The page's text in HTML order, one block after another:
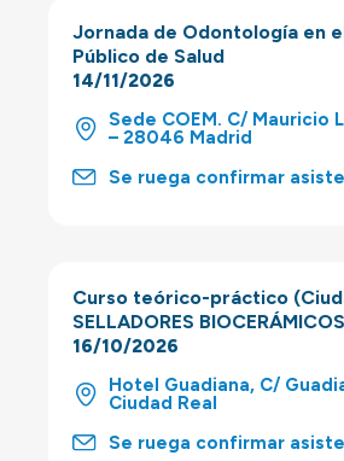
Jornada de Odontología en
Público de Salud
14/11/2026
Sede COEM. C/ Mauricio
– 28046 Madrid
Se ruega confirmar
Curso teórico-práctico
SELLADORES BIOCERÁMICOS
16/10/2026
Hotel Guadiana, C/
Ciudad Real
Se ruega confirmar